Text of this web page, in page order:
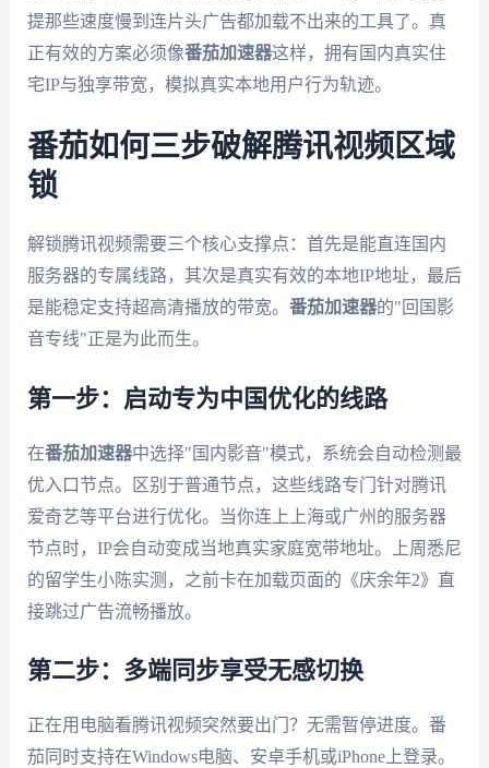
提那些速度慢到连片头广告都加载不出来的工具了。真
正有效的方案必须像番茄加速器这样，拥有国内真实住
宅IP与独享带宽，模拟真实本地用户行为轨迹。
番茄如何三步破解腾讯视频区域
锁
解锁腾讯视频需要三个核心支撑点：首先是能直连国内
服务器的专属线路，其次是真实有效的本地IP地址，最后
是能稳定支持超高清播放的带宽。 番茄加速器的"回国影
音专线"正是为此而生。
第一步：启动专为中国优化的线路
在番茄加速器中选择"国内影音"模式，系统会自动检测最
优入口节点。区别于普通节点，这些线路专门针对腾讯
爱奇艺等平台进行优化。当你连上上海或广州的服务器
节点时，IP会自动变成当地真实家庭宽带地址。上周悉尼
的留学生小陈实测，之前卡在加载页面的《庆余年2》直
接跳过广告流畅播放。
第二步：多端同步享受无感切换
正在用电脑看腾讯视频突然要出门？无需暂停进度。番
茄同时支持在Windows电脑、安卓手机或iPhone上登录。